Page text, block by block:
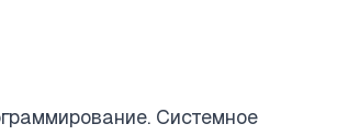
Системное